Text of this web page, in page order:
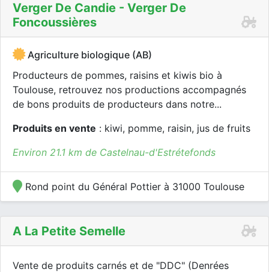
Verger De Candie - Verger De
Foncoussières
Agriculture biologique (AB)
Producteurs de pommes, raisins et kiwis bio à
Toulouse, retrouvez nos productions accompagnés
de bons produits de producteurs dans notre...
Produits en vente : kiwi, pomme, raisin, jus de fruits
Environ 21.1 km de Castelnau-d'Estrétefonds
Rond point du Général Pottier à 31000 Toulouse
A La Petite Semelle
Vente de produits carnés et de "DDC" (Denrées